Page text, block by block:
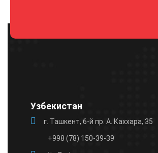
пустым.
Узбекистан
г. Ташкент, 6-й пр. А. Каххара, 35
+998 (78) 150-39-39